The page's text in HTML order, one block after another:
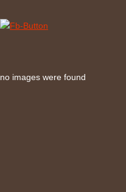
no images were found